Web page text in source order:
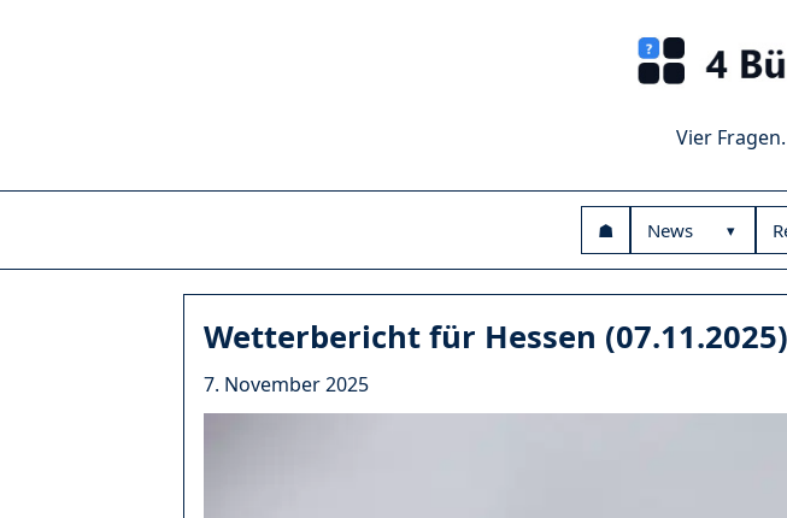
Vier
☗ News
Wetterbericht für Hessen (07.11.2025)
7. November 2025